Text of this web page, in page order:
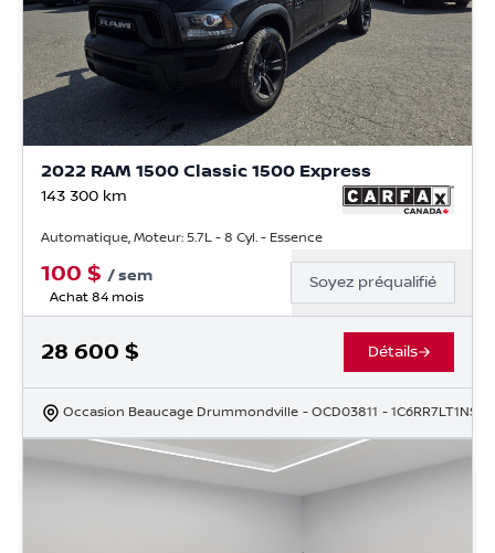
2022 RAM 1500 Classic 1500 Express
143 300 km
Automatique, Moteur: 5.7L - 8 Cyl. - Essence
100 $ /sem
Achat 84 mois
Soyez préqualifié
28 600 $ Détails
Occasion Beaucage Drummondville - OCD03811 -